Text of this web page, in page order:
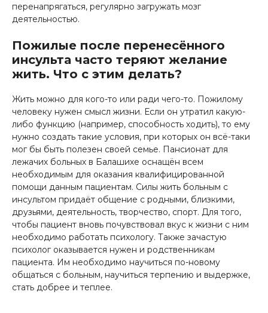
перенапрягаться, регулярно загружать мозг
деятельностью.
Пожилые после перенесённого
инсульта часто теряют желание
жить. Что с этим делать?
Жить можно для кого-то или ради чего-то. Пожилому
человеку нужен смысл жизни. Если он утратил какую-
либо функцию (например, способность ходить), то ему
нужно создать такие условия, при которых он всё-таки
мог бы быть полезен своей семье. Пансионат для
лежачих больных в Балашихе оснащён всем
необходимым для оказания квалифицированной
помощи данным пациентам. Силы жить больным с
инсультом придаёт общение с родными, близкими,
друзьями, деятельность, творчество, спорт. Для того,
чтобы пациент вновь почувствовал вкус к жизни с ним
необходимо работать психологу. Также зачастую
психолог оказывается нужен и родственникам
пациента. Им необходимо научиться по-новому
общаться с больным, научиться терпению и выдержке,
стать добрее и теплее.